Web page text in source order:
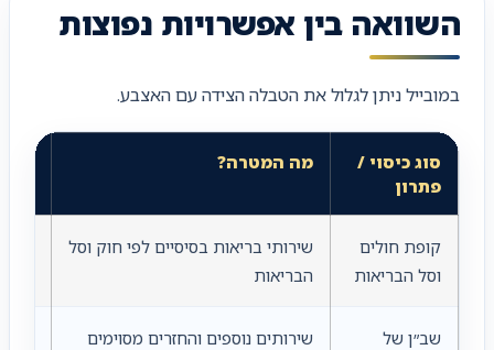
השוואה בין אפשרויות נפוצות
במובייל ניתן לגלול את הטבלה הצידה עם האצבע.
סוג כיסוי /
פתרון
מה המטרה?
קופת חולים
וסל הבריאות
שירותי בריאות בסיסיים לפי חוק וסל
הבריאות
שב״ן של
שירותים נוספים והחזרים מסוימים